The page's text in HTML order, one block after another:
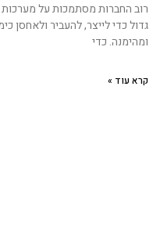
רוב החברות מסתמכות על מערכות
גדול כדי לייצר, להעביר ולאחסן
ומהימנה. כדי
קרא עוד »